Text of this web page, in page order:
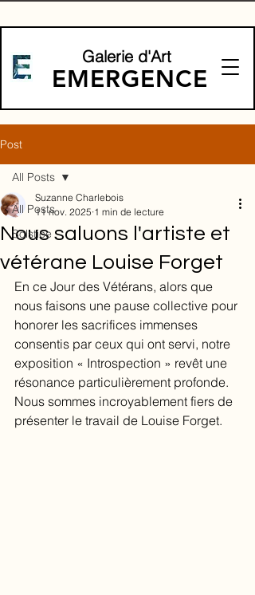
Galerie d'Art
EMERGENCE
Post
All Posts
Solstice
All Posts
Nous saluons l'artiste et
vétérane Louise Forget
Suzanne Charlebois
11 nov. 2025 1 min de lecture
En ce Jour des Vétérans, alors que
nous faisons une pause collective pour
honorer les sacrifices immenses
consentis par ceux qui ont servi, notre
exposition « Introspection » revêt une
résonance particulièrement profonde.
Nous sommes incroyablement fiers de
présenter le travail de Louise Forget.